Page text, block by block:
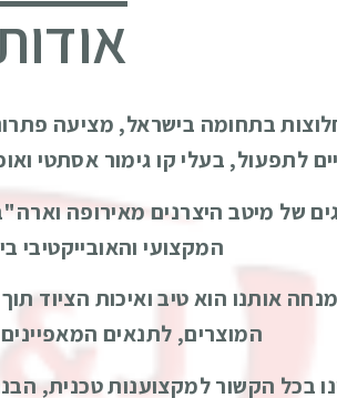
בתחומה בישראל, מציעה
לתפעול, בעלי קו גימור אסתטי
של מיטב היצרנים מאירופה
המקצועי והאובייקטיבי
אותנו הוא טיב ואיכות הציוד
המוצרים, לתנאים
בכל הקשור למקצוענות טכנית,